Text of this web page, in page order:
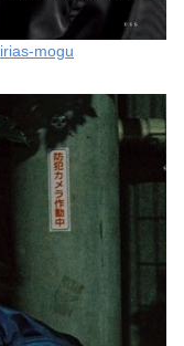
irias-mogu